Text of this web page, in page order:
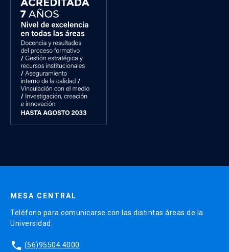
MESA CENTRAL
Teléfono para comunicarse con las distintas áreas de la
Universidad.
phone (56)95504 4000